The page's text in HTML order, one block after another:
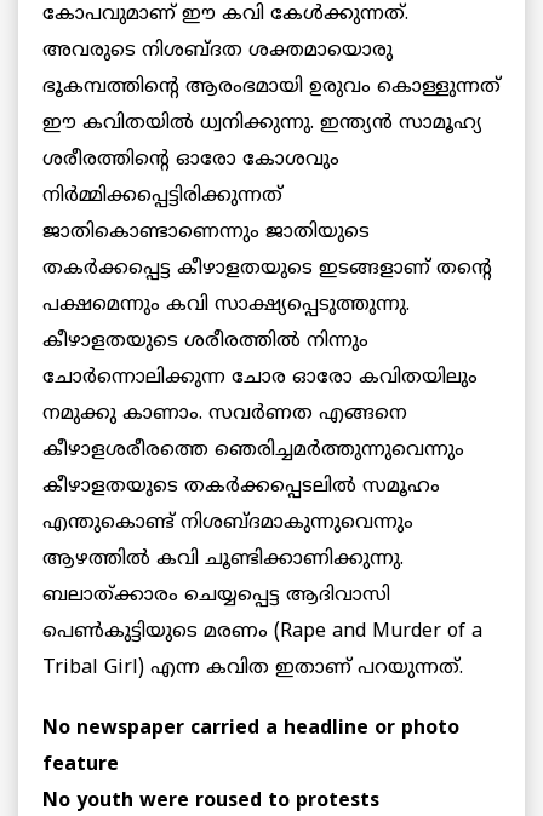
കോപവുമാണ് ഈ കവി കേള്‍ക്കുന്നത്.
അവരുടെ നിശബ്ദത ശക്തമായൊരു
ഭൂകമ്പത്തിന്റെ ആരംഭമായി ഉരുവം കൊള്ളുന്നത്
ഈ കവിതയില്‍ ധ്വനിക്കുന്നു. ഇന്ത്യന്‍ സാമൂഹ്യ
ശരീരത്തിന്റെ ഓരോ കോശവും
നിര്‍മ്മിക്കപ്പെട്ടിരിക്കുന്നത്
ജാതികൊണ്ടാണെന്നും ജാതിയുടെ
തകര്‍ക്കപ്പെട്ട കീഴാളതയുടെ ഇടങ്ങളാണ് തന്റെ
പക്ഷമെന്നും കവി സാക്ഷ്യപ്പെടുത്തുന്നു.
കീഴാളതയുടെ ശരീരത്തില്‍ നിന്നും
ചോര്‍ന്നൊലിക്കുന്ന ചോര ഓരോ കവിതയിലും
നമുക്കു കാണാം. സവര്‍ണത എങ്ങനെ
കീഴാളശരീരത്തെ ഞെരിച്ചമര്‍ത്തുന്നുവെന്നും
കീഴാളതയുടെ തകര്‍ക്കപ്പെടലില്‍ സമൂഹം
എന്തുകൊണ്ട് നിശബ്ദമാകുന്നുവെന്നും
ആഴത്തില്‍ കവി ചൂണ്ടിക്കാണിക്കുന്നു.
ബലാത്ക്കാരം ചെയ്യപ്പെട്ട ആദിവാസി
പെണ്‍കുട്ടിയുടെ മരണം (Rape and Murder of a
Tribal Girl) എന്ന കവിത ഇതാണ് പറയുന്നത്.
No newspaper carried a headline or photo
feature
No youth were roused to protests